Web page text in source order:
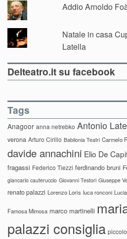
Addio Arnoldo
Natale in casa
Latella
Delteatro.it su facebook
Tags
Anagoor anna netrebko Antonio
verona Arturo Cirillo Babilonia Teatri Carmelo
davide annachini Elio De
fragassi Federico Tiezzi ferdinando bruni
giancarlo cauteruccio Giovanni Testori Giuseppe
renato palazzi Lorenzo Loris luca ronconi
Famosa Mimosa marco martinelli
palazzi consiglia